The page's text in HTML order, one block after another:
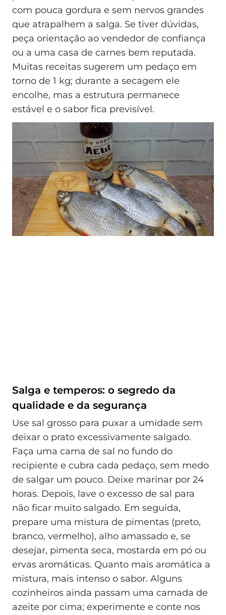
com pouca gordura e sem nervos grandes
que atrapalhem a salga. Se tiver dúvidas,
peça orientação ao vendedor de confiança
ou a uma casa de carnes bem reputada.
Muitas receitas sugerem um pedaço em
torno de 1 kg; durante a secagem ele
encolhe, mas a estrutura permanece
estável e o sabor fica previsível.
Salga e temperos: o segredo da
qualidade e da segurança
Use sal grosso para puxar a umidade sem
deixar o prato excessivamente salgado.
Faça uma cama de sal no fundo do
recipiente e cubra cada pedaço, sem medo
de salgar um pouco. Deixe marinar por 24
horas. Depois, lave o excesso de sal para
não ficar muito salgado. Em seguida,
prepare uma mistura de pimentas (preto,
branco, vermelho), alho amassado e, se
desejar, pimenta seca, mostarda em pó ou
ervas aromáticas. Quanto mais aromática a
mistura, mais intenso o sabor. Alguns
cozinheiros ainda passam uma camada de
azeite por cima; experimente e conte nos